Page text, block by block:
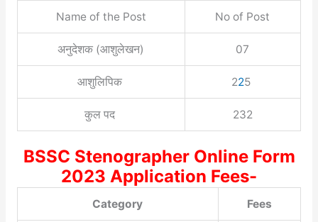
Name of the Post No of Post
अनुदेशक (आशुलेखन) 07
आशुलिपिक 225
कुल पद 232
BSSC Stenographer Online Form
2023 Application Fees-
Category Fees